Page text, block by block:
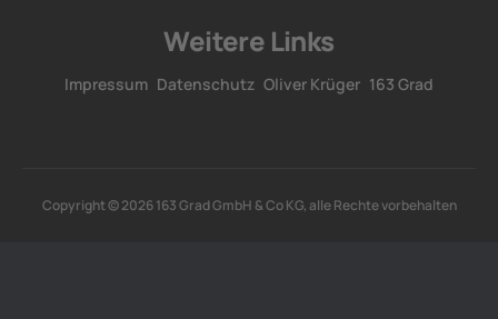
Weitere Links
Impressum Datenschutz Oliver Krüger 163 Grad
Copyright © 2026 163 Grad GmbH & Co KG, alle Rechte vorbehalten